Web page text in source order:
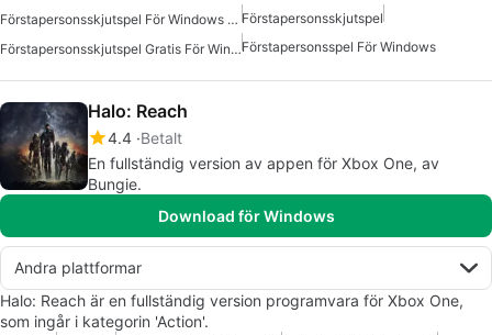
Förstapersonsskjutspel För Windows 10 Förstapersonsskjutspel
Förstapersonsskjutspel Gratis För WindowsFörstapersonsspel För Windows
Halo: Reach
4.4 Betalt
En fullständig version av appen för Xbox One, av
Bungie.
Download för Windows
Andra plattformar
Halo: Reach är en fullständig version programvara för Xbox One,
som ingår i kategorin 'Action'.